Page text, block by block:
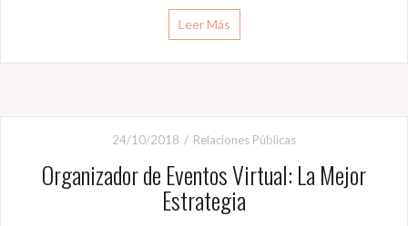
Leer Más
24/10/2018 Relaciones Públicas
Organizador de Eventos Virtual: La Mejor
Estrategia